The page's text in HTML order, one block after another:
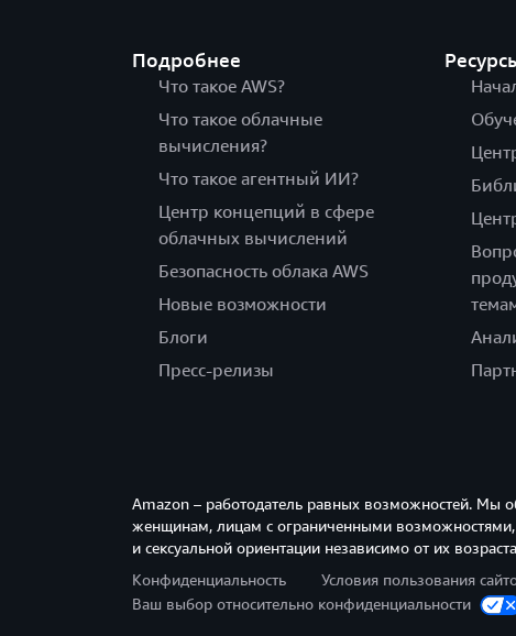
Подробнее
Что такое AWS?
Что такое облачные
вычисления?
Что такое агентный ИИ?
Центр концепций в сфере
облачных вычислений
Безопасность облака AWS
Новые возможности
Блоги
Пресс-релизы
Amazon – работодатель равных возможностей. Мы
женщинам, лицам с ограниченными возможностями,
и сексуальной ориентации независимо от их
Конфиденциальность
Условия пользования
Ваш выбор относительно конфиденциальности